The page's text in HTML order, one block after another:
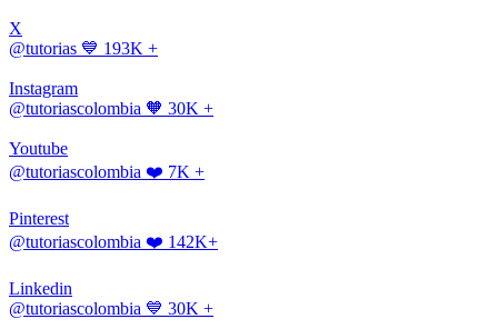
X
@tutorias 💙 193K +
Instagram
@tutoriascolombia 🧡 30K +
Youtube
@tutoriascolombia ❤️ 7K +
Pinterest
@tutoriascolombia ❤️ 142K+
Linkedin
@tutoriascolombia 💙 30K +